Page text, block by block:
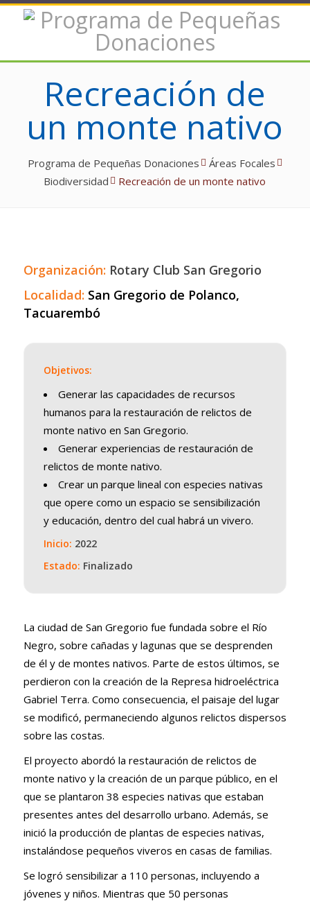
Recreación de
un monte nativo
Programa de Pequeñas Donaciones
Áreas Focales
Biodiversidad
Recreación de un monte nativo
Organización: Rotary Club San Gregorio
Localidad: San Gregorio de Polanco,
Tacuarembó
Objetivos:
Generar las capacidades de recursos
humanos para la restauración de relictos de
monte nativo en San Gregorio.
Generar experiencias de restauración de
relictos de monte nativo.
Crear un parque lineal con especies nativas
que opere como un espacio se sensibilización
y educación, dentro del cual habrá un vivero.
Inicio: 2022
Estado: Finalizado
La ciudad de San Gregorio fue fundada sobre el Río
Negro, sobre cañadas y lagunas que se desprenden
de él y de montes nativos. Parte de estos últimos, se
perdieron con la creación de la Represa hidroeléctrica
Gabriel Terra. Como consecuencia, el paisaje del lugar
se modificó, permaneciendo algunos relictos dispersos
sobre las costas.
El proyecto abordó la restauración de relictos de
monte nativo y la creación de un parque público, en el
que se plantaron 38 especies nativas que estaban
presentes antes del desarrollo urbano. Además, se
inició la producción de plantas de especies nativas,
instalándose pequeños viveros en casas de familias.
Se logró sensibilizar a 110 personas, incluyendo a
jóvenes y niños. Mientras que 50 personas